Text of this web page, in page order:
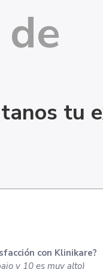
tu
con Klinikare?
y 10 es muy alto)